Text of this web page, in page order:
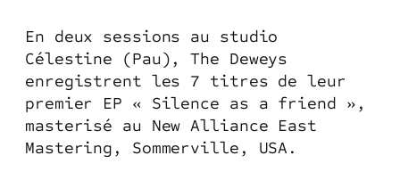
En deux sessions au studio
Célestine (Pau), The Deweys
enregistrent les 7 titres de leur
premier EP « Silence as a friend »,
masterisé au New Alliance East
Mastering, Sommerville, USA.